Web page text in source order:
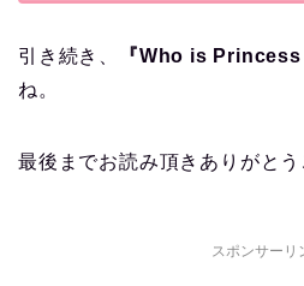
引き続き、 『Who is Princess
ね。
最後までお読み頂きありがとう
スポンサーリ